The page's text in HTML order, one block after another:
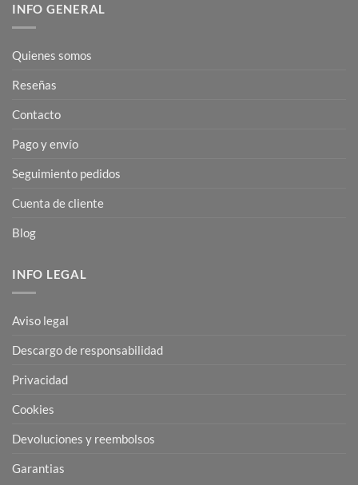
INFO GENERAL
Quienes somos
Reseñas
Contacto
Pago y envío
Seguimiento pedidos
Cuenta de cliente
Blog
INFO LEGAL
Aviso legal
Descargo de responsabilidad
Privacidad
Cookies
Devoluciones y reembolsos
Garantias